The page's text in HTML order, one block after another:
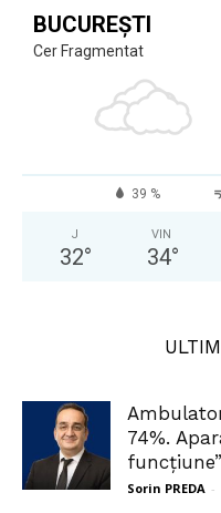
BUCUREȘTI
Cer Fragmentat
39 %
J
32°
VIN
34°
74%.
Sorin PREDA -